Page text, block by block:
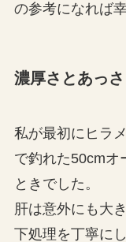
の参考になれば幸
濃厚さとあっ
私が最初にヒラ
で釣れた50cmオ
ときでした。
肝は意外にも大
下処理を丁寧にし